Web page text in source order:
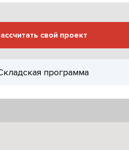
свой проект
программа